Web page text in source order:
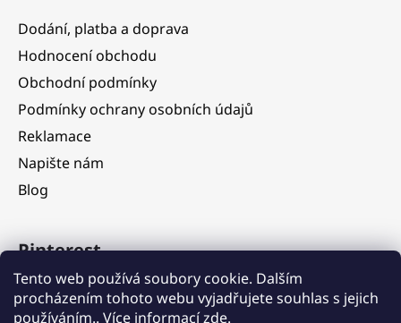
Tento web používá soubory cookie. Dalším
procházením tohoto webu vyjadřujete souhlas s jejich
používáním.. Více informacízde.
Dodání, platba a doprava
Hodnocení obchodu
Obchodní podmínky
Podmínky ochrany osobních údajů
Reklamace
Napište nám
Blog
Pinterest